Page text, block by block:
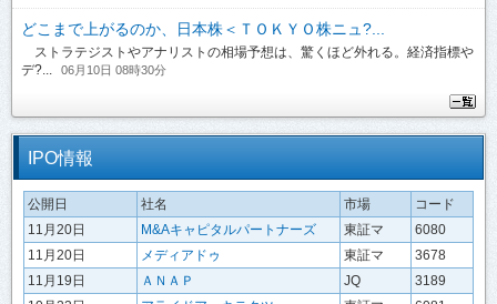
どこまで上がるのか、日本株＜ＴＯＫＹＯ株ニュ?...
ストラテジストやアナリストの相場予想は、驚くほど外れる。経済指標や
デ?...
06月10日 08時30分
IPO情報
公開日 社名 市場
コード
11月20日
M&Aキャピタルパートナーズ 東証マ
6080
11月20日
メディアドゥ 東証マ
3678
11月19日
ＡＮＡＰ JQ
3189